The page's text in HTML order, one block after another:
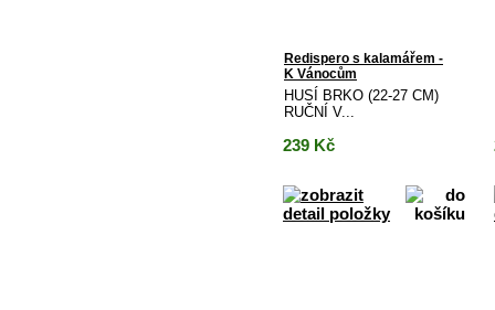
Redispero s kalamářem -
K Vánocům
HUSÍ BRKO (22-27 CM)
RUČNÍ V...
239 Kč